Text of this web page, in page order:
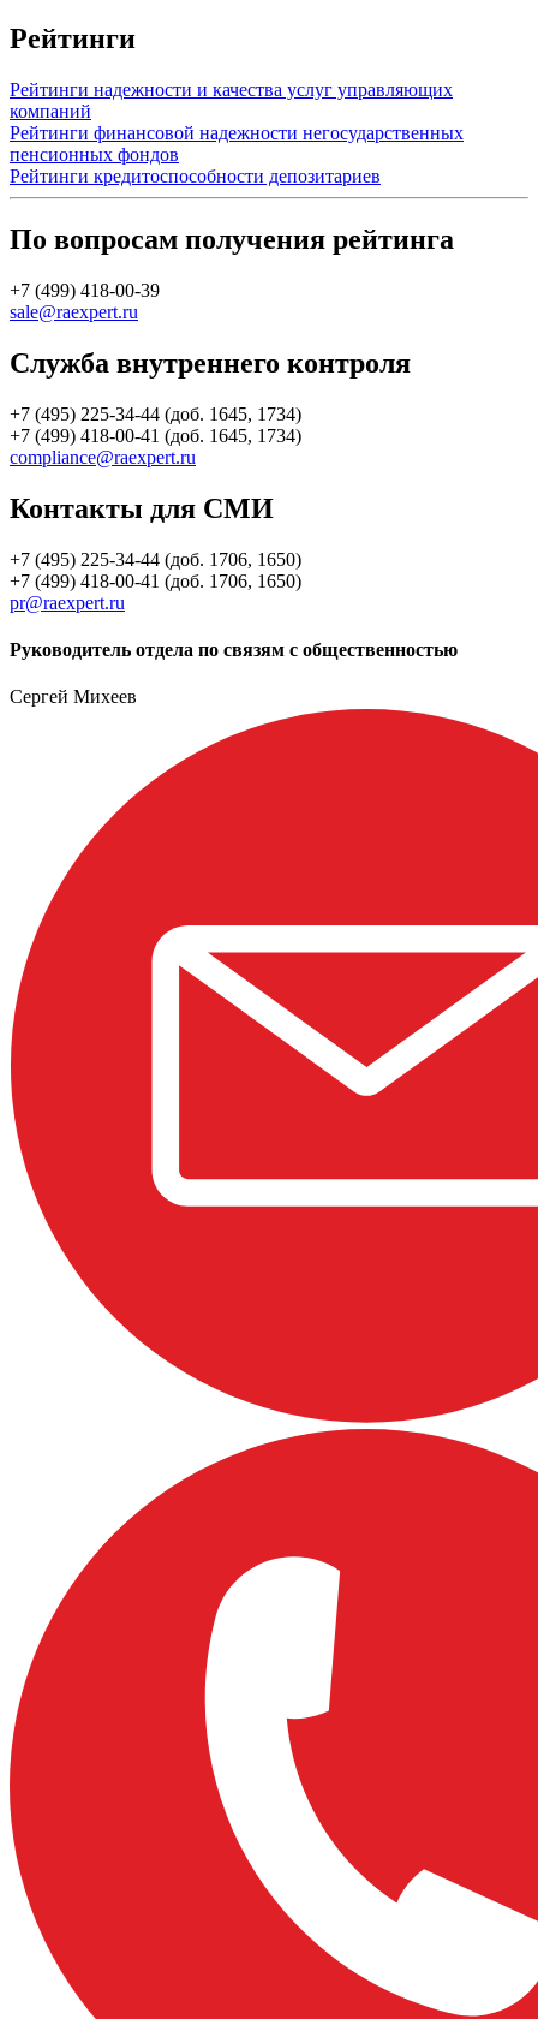
Рейтинги
Рейтинги надежности и качества услуг управляющих
компаний
Рейтинги финансовой надежности негосударственных
пенсионных фондов
Рейтинги кредитоспособности депозитариев
По вопросам получения рейтинга
+7 (499) 418-00-39
sale@raexpert.ru
Служба внутреннего контроля
+7 (495) 225-34-44 (доб. 1645, 1734)
+7 (499) 418-00-41 (доб. 1645, 1734)
compliance@raexpert.ru
Контакты для СМИ
+7 (495) 225-34-44 (доб. 1706, 1650)
+7 (499) 418-00-41 (доб. 1706, 1650)
pr@raexpert.ru
Руководитель отдела по связям с общественностью
Сергей Михеев